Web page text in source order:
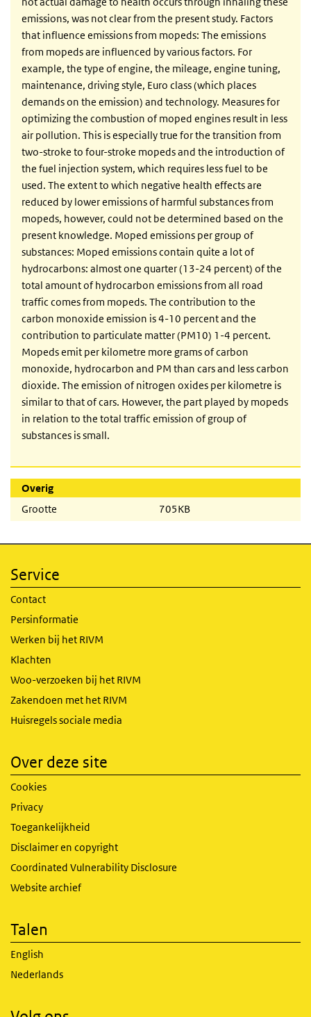
emissions, was not clear from the present study. Factors
that influence emissions from mopeds: The emissions
from mopeds are influenced by various factors. For
example, the type of engine, the mileage, engine tuning,
maintenance, driving style, Euro class (which places
demands on the emission) and technology. Measures for
optimizing the combustion of moped engines result in less
air pollution. This is especially true for the transition from
two-stroke to four-stroke mopeds and the introduction of
the fuel injection system, which requires less fuel to be
used. The extent to which negative health effects are
reduced by lower emissions of harmful substances from
mopeds, however, could not be determined based on the
present knowledge. Moped emissions per group of
substances: Moped emissions contain quite a lot of
hydrocarbons: almost one quarter (13-24 percent) of the
total amount of hydrocarbon emissions from all road
traffic comes from mopeds. The contribution to the
carbon monoxide emission is 4-10 percent and the
contribution to particulate matter (PM10) 1-4 percent.
Mopeds emit per kilometre more grams of carbon
monoxide, hydrocarbon and PM than cars and less carbon
dioxide. The emission of nitrogen oxides per kilometre is
similar to that of cars. However, the part played by mopeds
in relation to the total traffic emission of group of
substances is small.
Overig
Grootte
705KB
Service
Contact
Persinformatie
Werken bij het RIVM
Klachten
Woo-verzoeken bij het RIVM
Zakendoen met het RIVM
Huisregels sociale media
Over deze site
Cookies
Privacy
Toegankelijkheid
Disclaimer en copyright
Coordinated Vulnerability Disclosure
Website archief
Talen
English
Nederlands